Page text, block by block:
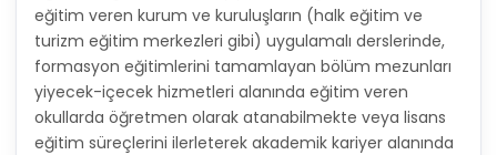
eğitim veren kurum ve kuruluşların (halk eğitim ve
turizm eğitim merkezleri gibi) uygulamalı derslerinde,
formasyon eğitimlerini tamamlayan bölüm mezunları
yiyecek-içecek hizmetleri alanında eğitim veren
okullarda öğretmen olarak atanabilmekte veya lisans
eğitim süreçlerini ilerleterek akademik kariyer alanında